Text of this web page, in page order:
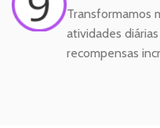
Transformamos
atividades
recompensas